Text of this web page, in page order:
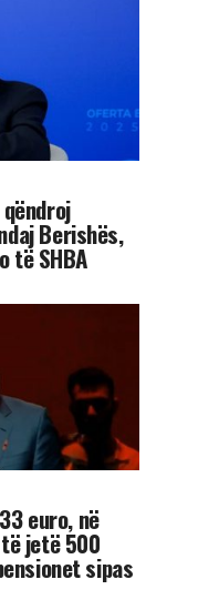
Berishës,
të SHBA
euro, në
jetë 500
sipas